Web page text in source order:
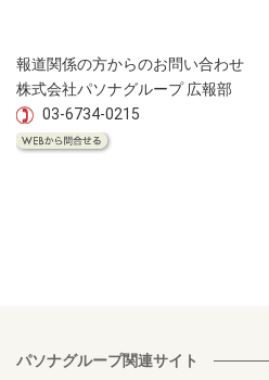
報道関係の方からのお問い合わせ
株式会社パソナグループ 広報部
03-6734-0215
パソナグループ関連サイト